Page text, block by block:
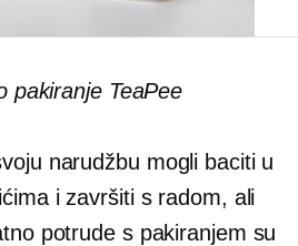
pakiranje TeaPee
narudžbu mogli baciti u
i završiti s radom, ali
potrude s pakiranjem su